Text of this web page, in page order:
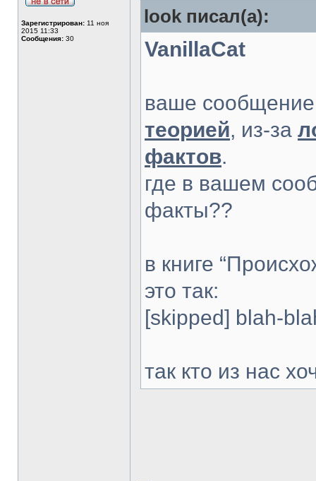
Зарегистрирован: 11 ноя
2015 11:33
Сообщения: 30
look писал(а):
VanillaCat
ваше сообщение
теорией, из-за
фактов.
где в вашем
факты??
в книге
это так:
[skipped] blah-
так кто из нас